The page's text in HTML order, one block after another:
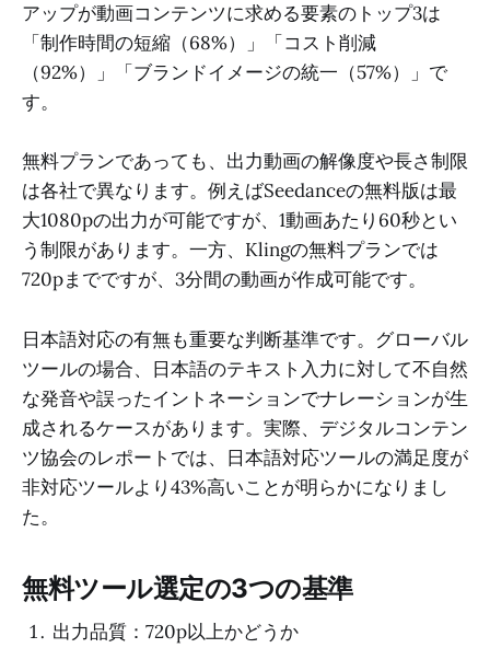
アップが動画コンテンツに求める要素のトップ3は
「制作時間の短縮（68%）」「コスト削減
（92%）」「ブランドイメージの統一（57%）」で
す。
無料プランであっても、出力動画の解像度や長さ制限
は各社で異なります。例えばSeedanceの無料版は最
大1080pの出力が可能ですが、1動画あたり60秒とい
う制限があります。一方、Klingの無料プランでは
720pまでですが、3分間の動画が作成可能です。
日本語対応の有無も重要な判断基準です。グローバル
ツールの場合、日本語のテキスト入力に対して不自然
な発音や誤ったイントネーションでナレーションが生
成されるケースがあります。実際、デジタルコンテン
ツ協会のレポートでは、日本語対応ツールの満足度が
非対応ツールより43%高いことが明らかになりまし
た。
無料ツール選定の3つの基準
出力品質：720p以上かどうか